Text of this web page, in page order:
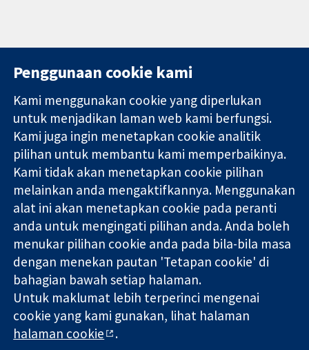
Bukti yang
dipercayai.
keputusan
termaklum
Kesihatan yang
lebih baik
11-13 Cavendish
Square
London
W1G 0AN
United Kingdom
Hubungi kita
Berita
Pejabat
akhbar
Perihal Kami
Pekerjaan
Cochrane
Library
Kolaborasi Cochrane ialah sebuah badan amal (no. 1045921) dan
sebuah syarikat terhad oleh jaminan (no. 03044323) yang
berdaftar di England & Wales. Nombor pendaftaran VAT GB 718
2127 49.
Hak Cipta © 2026 Kolabrasi Cochrane
Penggunaan cookie kami
Kami menggunakan cookie yang diperlukan
untuk menjadikan laman web kami berfungsi.
Kami juga ingin menetapkan cookie analitik
pilihan untuk membantu kami memperbaikinya.
Kami tidak akan menetapkan cookie pilihan
melainkan anda mengaktifkannya. Menggunakan
alat ini akan menetapkan cookie pada peranti
anda untuk mengingati pilihan anda. Anda boleh
menukar pilihan cookie anda pada bila-bila masa
dengan menekan pautan 'Tetapan cookie' di
bahagian bawah setiap halaman.
Untuk maklumat lebih terperinci mengenai
cookie yang kami gunakan, lihat halaman
halaman cookie
.